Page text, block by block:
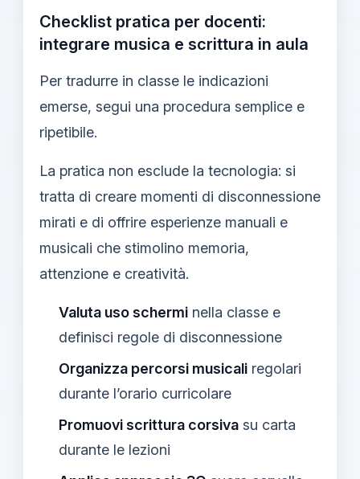
Checklist pratica per docenti:
integrare musica e scrittura in aula
Per tradurre in classe le indicazioni
emerse, segui una procedura semplice e
ripetibile.
La pratica non esclude la tecnologia: si
tratta di creare momenti di disconnessione
mirati e di offrire esperienze manuali e
musicali che stimolino memoria,
attenzione e creatività.
Valuta uso schermi nella classe e
definisci regole di disconnessione
Organizza percorsi musicali regolari
durante l’orario curricolare
Promuovi scrittura corsiva su carta
durante le lezioni